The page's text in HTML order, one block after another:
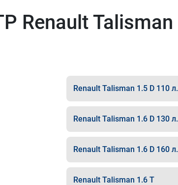
Renault
Renault Talisman 1.5 D 110
Renault Talisman 1.6 D 130
Renault Talisman 1.6 D 160
Renault Talisman 1.6 T